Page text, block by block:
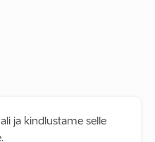
ja kindlustame selle